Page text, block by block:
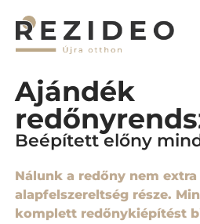
Ajándék
Beépített előny
Nálunk a redőny nem extra
alapfelszereltség része.
komplett redőnykiépítést